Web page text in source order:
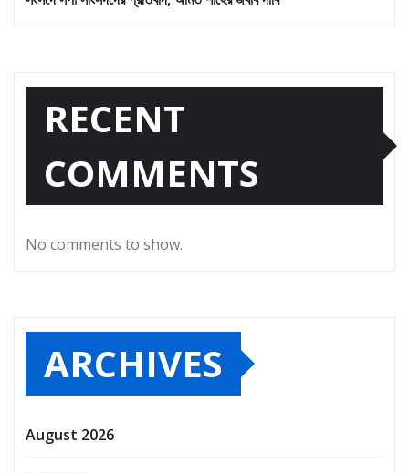
RECENT
COMMENTS
No comments to show.
ARCHIVES
August 2026